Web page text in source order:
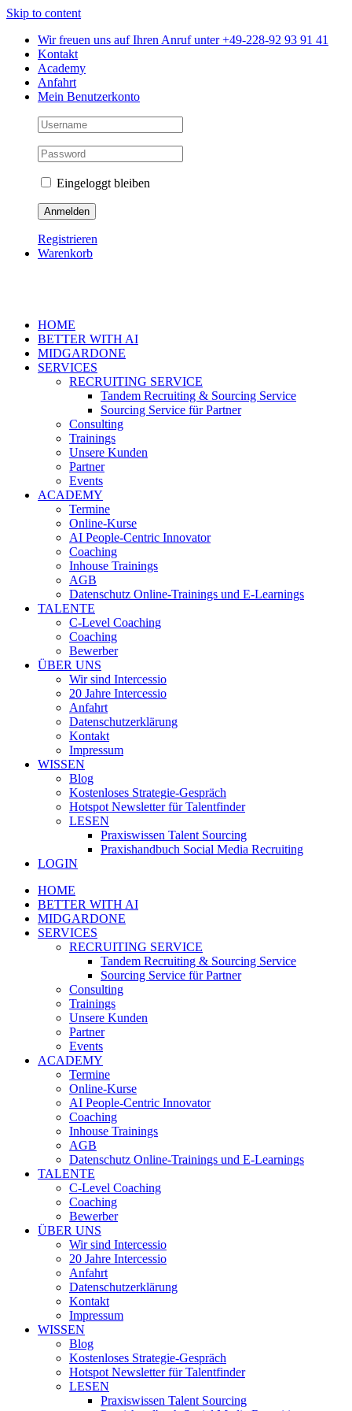
Skip to content
Wir freuen uns auf Ihren Anruf unter +49-228-92 93 91 41
Kontakt
Academy
Anfahrt
Mein Benutzerkonto
Eingeloggt bleiben
Registrieren
Warenkorb
HOME
BETTER WITH AI
MIDGARDONE
SERVICES
RECRUITING SERVICE
Tandem Recruiting & Sourcing Service
Sourcing Service für Partner
Consulting
Trainings
Unsere Kunden
Partner
Events
ACADEMY
Termine
Online-Kurse
AI People-Centric Innovator
Coaching
Inhouse Trainings
AGB
Datenschutz Online-Trainings und E-Learnings
TALENTE
C-Level Coaching
Coaching
Bewerber
ÜBER UNS
Wir sind Intercessio
20 Jahre Intercessio
Anfahrt
Datenschutzerklärung
Kontakt
Impressum
WISSEN
Blog
Kostenloses Strategie-Gespräch
Hotspot Newsletter für Talentfinder
LESEN
Praxiswissen Talent Sourcing
Praxishandbuch Social Media Recruiting
LOGIN
HOME
BETTER WITH AI
MIDGARDONE
SERVICES
RECRUITING SERVICE
Tandem Recruiting & Sourcing Service
Sourcing Service für Partner
Consulting
Trainings
Unsere Kunden
Partner
Events
ACADEMY
Termine
Online-Kurse
AI People-Centric Innovator
Coaching
Inhouse Trainings
AGB
Datenschutz Online-Trainings und E-Learnings
TALENTE
C-Level Coaching
Coaching
Bewerber
ÜBER UNS
Wir sind Intercessio
20 Jahre Intercessio
Anfahrt
Datenschutzerklärung
Kontakt
Impressum
WISSEN
Blog
Kostenloses Strategie-Gespräch
Hotspot Newsletter für Talentfinder
LESEN
Praxiswissen Talent Sourcing